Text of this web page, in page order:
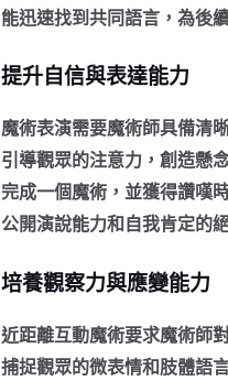
能迅速找到共同語言，為後
提升自信與表達能力
魔術表演需要魔術師具備清
引導觀眾的注意力，創造懸
完成一個魔術，並獲得讚嘆
公開演說能力和自我肯定的
培養觀察力與應變能力
近距離互動魔術要求魔術師
捕捉觀眾的微表情和肢體語